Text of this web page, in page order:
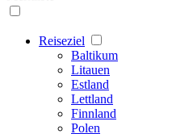
Reiseziel
Baltikum
Litauen
Estland
Lettland
Finnland
Polen